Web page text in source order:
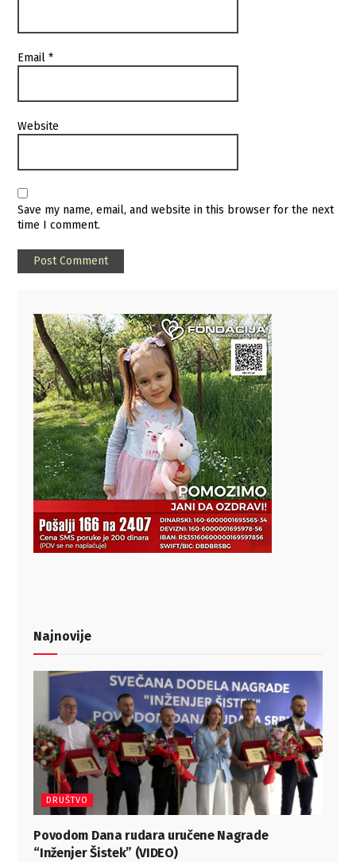
Email*
Website
Save my name, email, and website in this browser for the next
time I comment.
Najnovije
DRUŠTVO
Povodom Dana rudara uručene Nagrade
“Inženjer Šistek” (VIDEO)